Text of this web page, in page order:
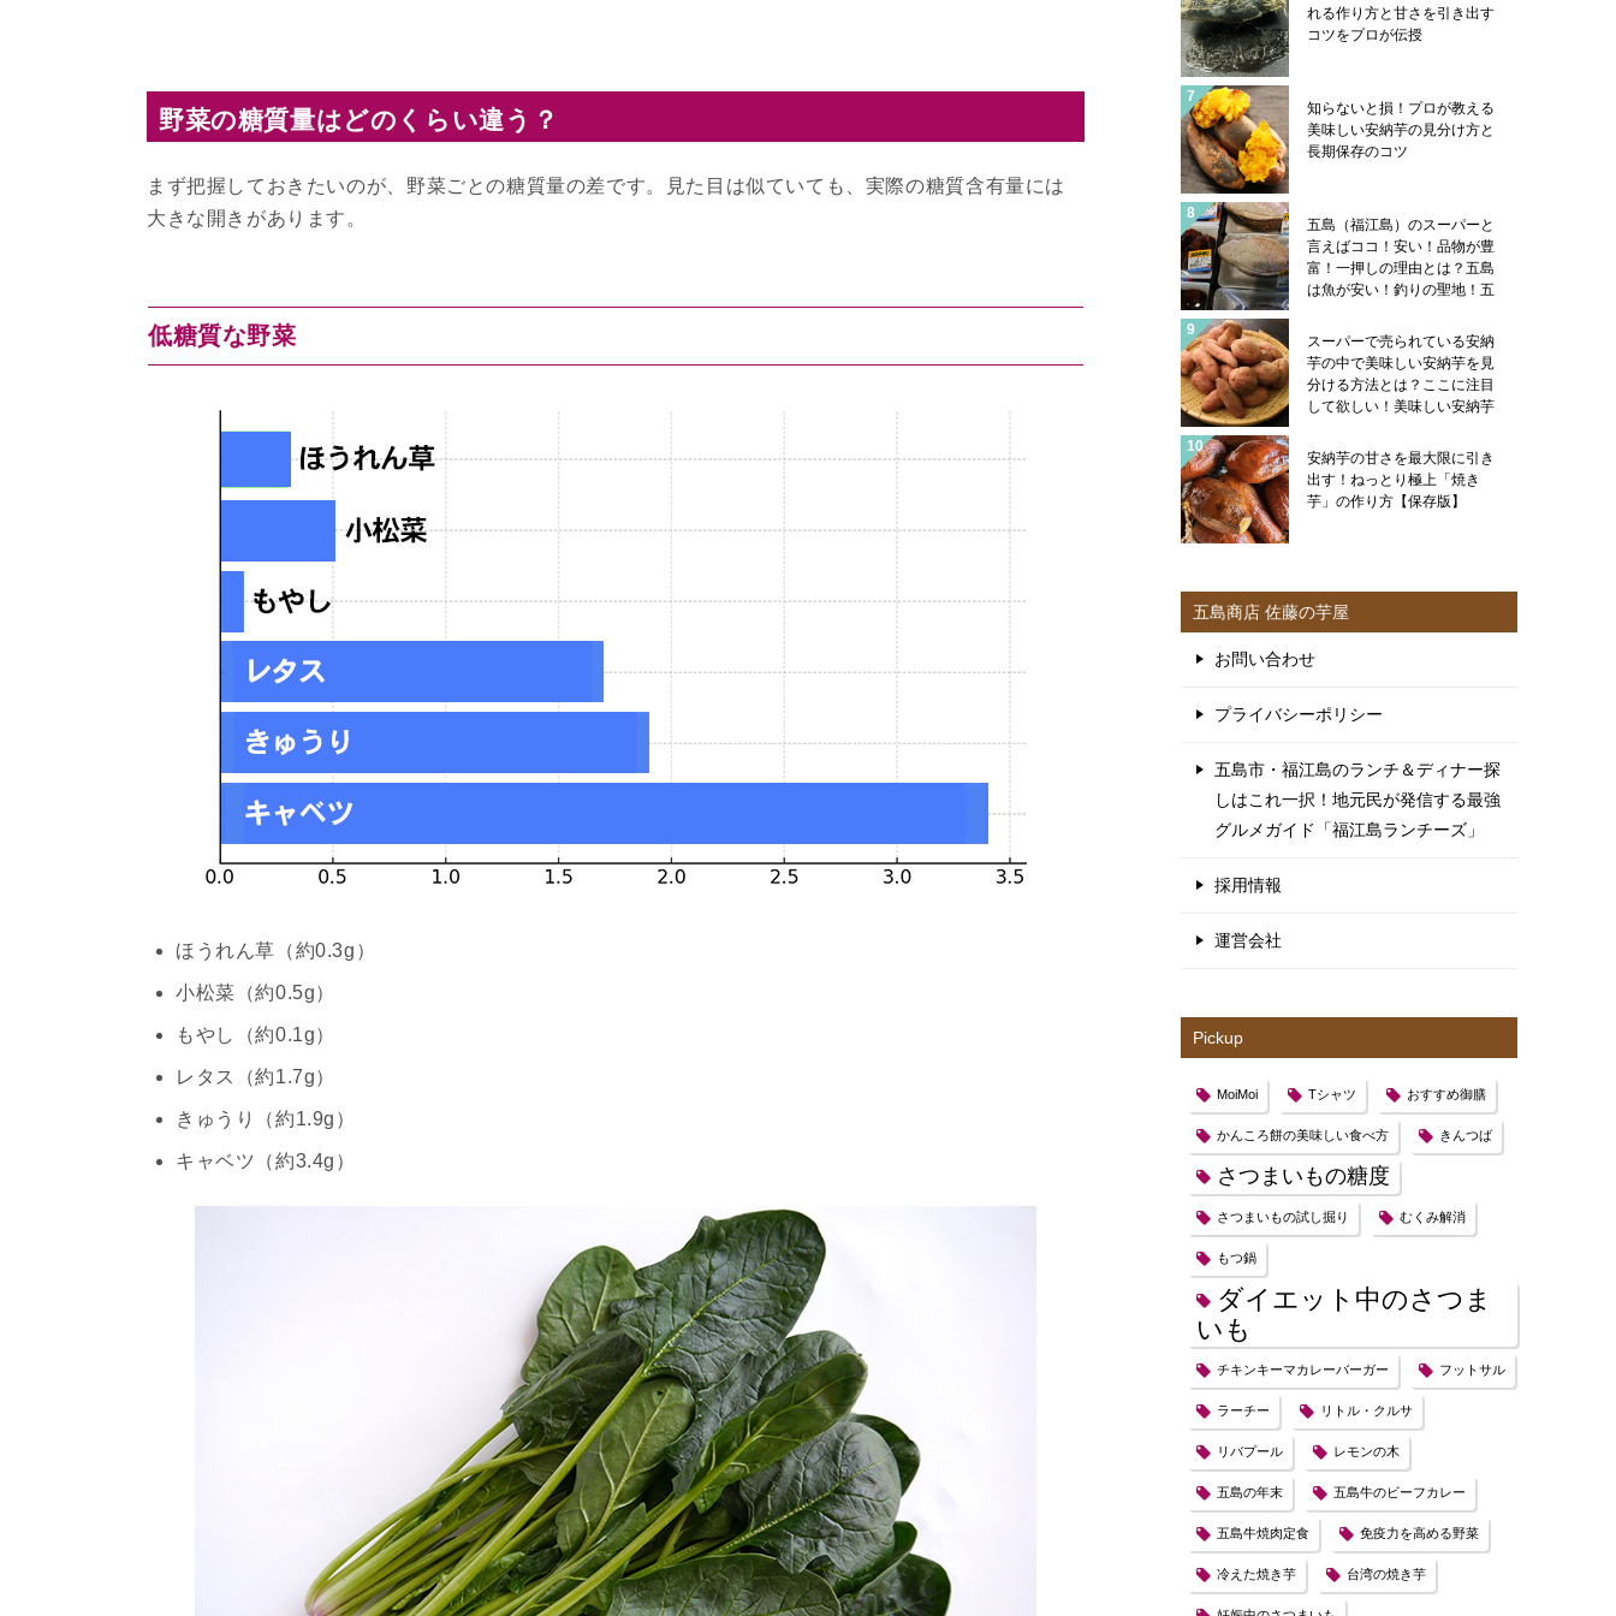
野菜の糖質量はどのくらい違う？
まず把握しておきたいのが、野菜ごとの糖質量の差です。見た目は似ていても、実際の糖質含有量には
大きな開きがあります。
低糖質な野菜
ほうれん草（約0.3g）
小松菜（約0.5g）
もやし（約0.1g）
レタス（約1.7g）
きゅうり（約1.9g）
キャベツ（約3.4g）
れる作り方と甘さを引き出す
コツをプロが伝授
知らないと損！プロが教える
美味しい安納芋の見分け方と
長期保存のコツ
五島（福江島）のスーパーと
言えばココ！安い！品物が豊
富！一押しの理由とは？五島
は魚が安い！釣りの聖地！五
魚類学者サカナ君の帽子のハ
コフグは五島の郷土料理にあ
ります！
スーパーで売られている安納
芋の中で美味しい安納芋を見
分ける方法とは？ここに注目
して欲しい！美味しい安納芋
す！安納芋を美味しく食べる
コツも紹介
安納芋の甘さを最大限に引き
出す！ねっとり極上「焼き
芋」の作り方【保存版】
五島商店 佐藤の芋屋
お問い合わせ
プライバシーポリシー
五島市・福江島のランチ＆ディナー探
しはこれ一択！地元民が発信する最強
グルメガイド「福江島ランチーズ」
採用情報
運営会社
Pickup
MoiMoi Tシャツ おすすめ御膳
かんころ餅の美味しい食べ方 きんつば
さつまいもの糖度
さつまいもの試し掘り むくみ解消
もつ鍋
ダイエット中のさつま
いも
チキンキーマカレーバーガー フットサル
ラーチー リトル・クルサ
リバプール レモンの木
五島の年末 五島牛のビーフカレー
五島牛焼肉定食 免疫力を高める野菜
冷えた焼き芋 台湾の焼き芋